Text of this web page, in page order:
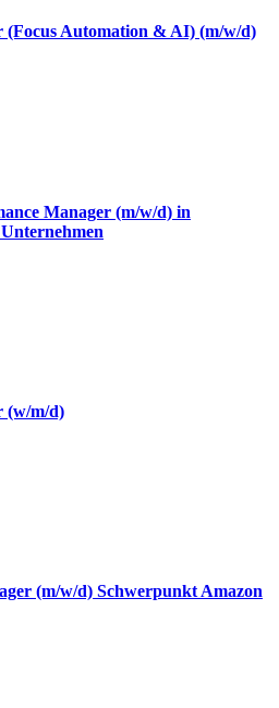
Automation & AI) (m/w/d)
Manager (m/w/d) in
(w/m/d)
(m/w/d) Schwerpunkt Amazon